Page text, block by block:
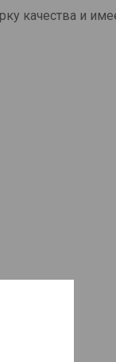
качества и